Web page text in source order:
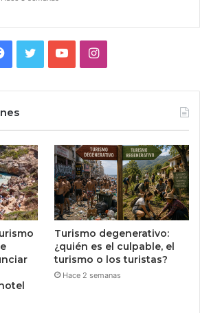
Facebook
TwitterYouTubeInstagram
Turismo degenerativo:
¿quién es el culpable, el
turismo o los turistas?
Hace 2 semanas